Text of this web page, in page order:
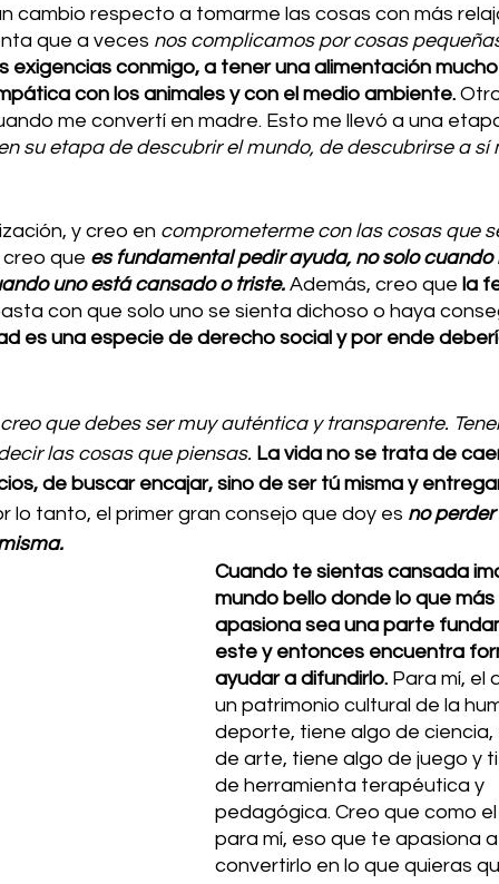
cambio respecto a tomarme las cosas con más
que a veces nos complicamos por cosas
exigencias conmigo, a tener una alimentación
con los animales y con el medio ambiente.
me convertí en madre. Esto me llevó a una
su etapa de descubrir el mundo, de descubrirse a sí
y creo en comprometerme con las cosas que
creo que es fundamental pedir ayuda, no solo cuando
uno está cansado o triste. Además, creo que la
con que solo uno se sienta dichoso o haya
es una especie de derecho social y por ende
que debes ser muy auténtica y transparente.
las cosas que piensas. La vida no se trata de
de buscar encajar, sino de ser tú misma y
lo tanto, el primer gran consejo que doy es no
Cuando te sientas cansada
mundo bello donde lo que
apasiona sea una parte
este y entonces encuentra
ayudar a difundirlo. Para mí, el
un patrimonio cultural de la
deporte, tiene algo de ciencia,
de arte, tiene algo de juego y
de herramienta terapéutica y
pedagógica. Creo que como
para mí, eso que te apasiona
convertirlo en lo que quieras